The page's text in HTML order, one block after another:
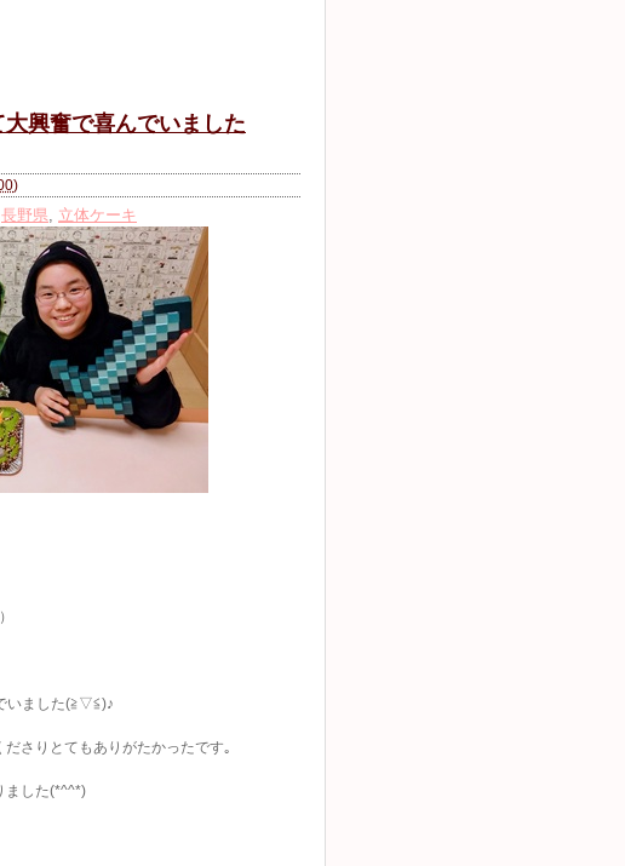
大興奮で喜んでいました
)
長野県, 立体ケーキ
いました(≧▽≦)♪
さりとてもありがたかったです｡
ました(*^^*)